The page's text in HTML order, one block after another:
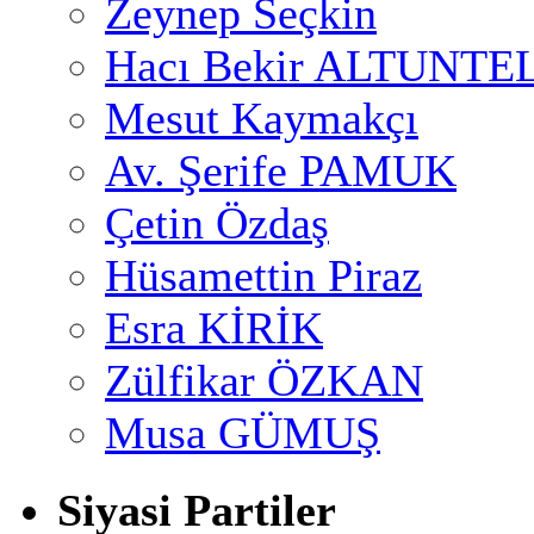
Zeynep Seçkin
Hacı Bekir
Mesut Kaymakçı
Av. Şerife PAMUK
Çetin Özdaş
Hüsamettin Piraz
Esra KİRİK
Zülfikar ÖZKAN
Musa GÜMUŞ
Siyasi Partiler